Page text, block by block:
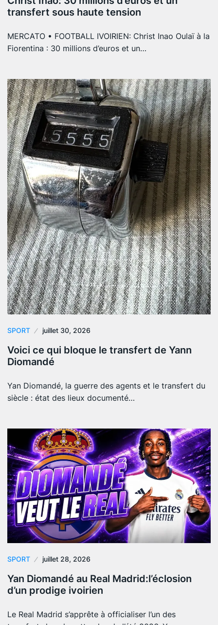
transfert sous haute tension
MERCATO • FOOTBALL IVOIRIEN: Christ Inao Oulaï à la
Fiorentina : 30 millions d’euros et un…
SPORT juillet 30, 2026
Voici ce qui bloque le transfert de Yann
Diomandé
Yan Diomandé, la guerre des agents et le transfert du
siècle : état des lieux documenté…
SPORT juillet 28, 2026
Yan Diomandé au Real Madrid:l’éclosion
d’un prodige ivoirien
Le Real Madrid s’apprête à officialiser l’un des